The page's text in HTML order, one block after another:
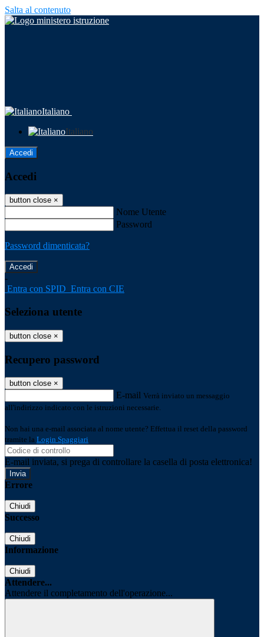
Salta al contenuto
Italiano
Italiano
Accedi
Accedi
button close ×
Nome Utente
Password
Password dimenticata?
-
Entra con SPID Entra con CIE
Seleziona utente
button close ×
Recupero password
button close ×
E-mail Verrà inviato un messaggio
all'indirizzo indicato con le istruzioni necessarie.
Non hai una e-mail associata al nome utente? Effettua il reset della password
tramite la Login Spaggiari
E-mail inviata, si prega di controllare la casella di posta elettronica!
Errore
Chiudi
Successo
Chiudi
Informazione
Chiudi
Attendere...
Attendere il completamento dell'operazione...